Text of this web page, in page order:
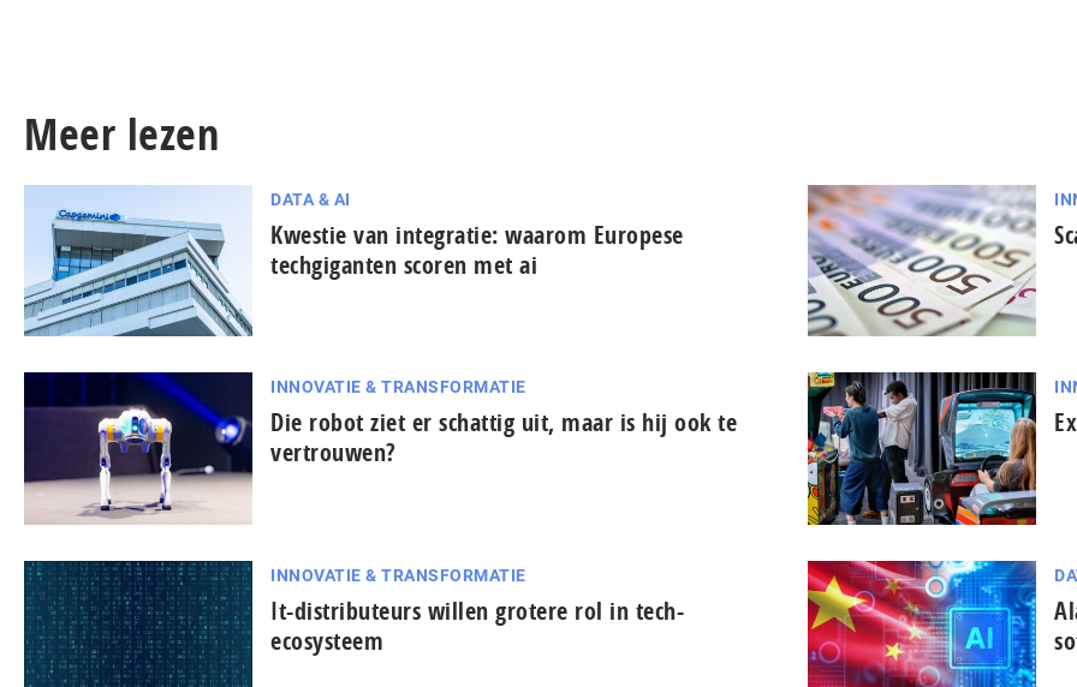
Meer lezen
DATA & AI
Kwestie van integratie: waarom Europese
techgiganten scoren met ai
INNOVATIE & TRANSFORMATIE
Die robot ziet er schattig uit, maar is hij ook te
vertrouwen?
INNOVATIE & TRANSFORMATIE
It-dis­tri­bu­teurs willen grotere rol in tech-
ecosysteem